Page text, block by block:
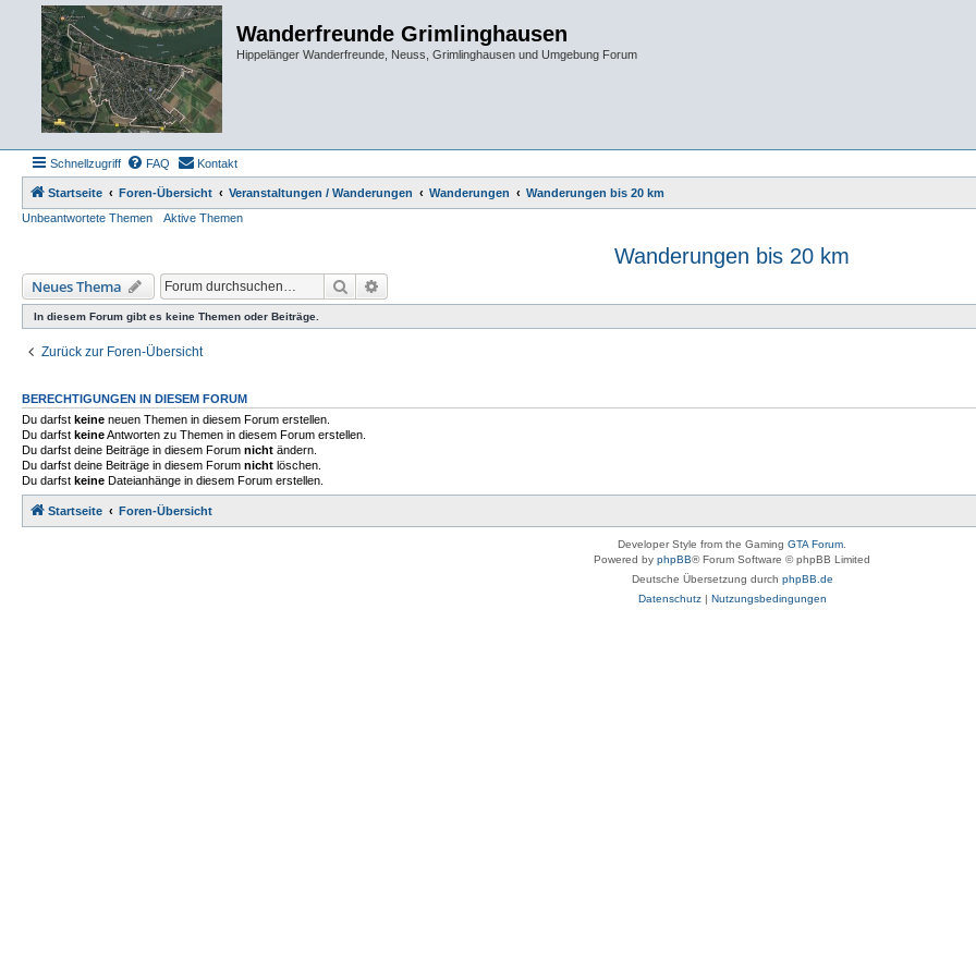
Wanderfreunde Grimlinghausen
Hippelänger Wanderfreunde, Neuss, Grimlinghausen und Umgebung Forum
Schnellzugriff FAQ Kontakt
Startseite Foren-Übersicht Veranstaltungen / Wanderungen Wanderungen
Wanderungen bis 20 km
Unbeantwortete Themen
Aktive Themen
Wanderungen bis 20 km
Neues Thema Suche
In diesem Forum gibt es keine Themen oder Beiträge.
Zurück zur Foren-Übersicht
BERECHTIGUNGEN IN DIESEM FORUM
Du darfst keine neuen Themen in diesem Forum erstellen.
Du darfst keineAntworten zu Themen in diesem Forum erstellen.
Du darfst deine Beiträge in diesem Forum nicht ändern.
Du darfst deine Beiträge in diesem Forum nicht löschen.
Du darfst keine Dateianhänge in diesem Forum erstellen.
Startseite Foren-Übersicht
Developer Style from the Gaming GTA Forum
Powered by phpBB® Forum Software © phpBB Limited
Deutsche Übersetzung durch phpBB.de
Datenschutz| Nutzungsbedingungen